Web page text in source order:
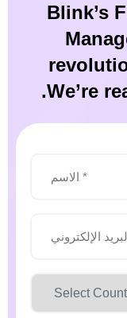
Blink’s
We’re